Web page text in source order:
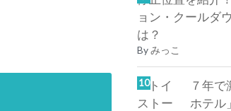
ョン・クールダ
は？
Byみっこ
７年
ホテル